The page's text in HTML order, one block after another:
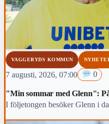
VAGGERYDS KOMMUN
7 augusti, 2026, 07:00 0
"Min sommar med Glenn":
I följetongen besöker Glenn i